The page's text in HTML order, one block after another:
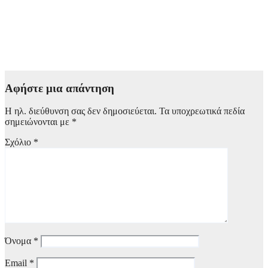
Αφήστε μια απάντηση
Η ηλ. διεύθυνση σας δεν δημοσιεύεται. Τα υποχρεωτικά πεδία
σημειώνονται με *
Σχόλιο *
Όνομα *
Email *